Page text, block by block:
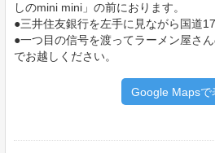
しのmini mini」の前におります。
●三井住友銀行を左手に見ながら国道
●一つ目の信号を渡ってラーメン屋さ
でお越しください。
Google Mapsで